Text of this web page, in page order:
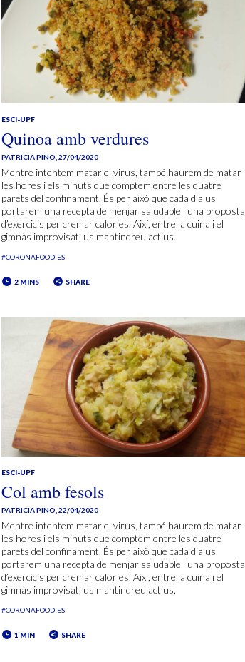
ESCI-UPF
Quinoa amb verdures
PATRICIA PINO 27/04/2020
Mentre intentem matar el virus, també haurem de matar
les hores i els minuts que comptem entre les quatre
parets del confinament. És per això que cada dia us
portarem una recepta de menjar saludable i una proposta
d’exercicis per cremar calories. Així, entre la cuina i el
gimnàs improvisat, us mantindreu actius.
#CORONAFOODIES
2 MINS SHARE
ESCI-UPF
Col amb fesols
PATRICIA PINO,22/04/2020
Mentre intentem matar el virus, també haurem de matar
les hores i els minuts que comptem entre les quatre
parets del confinament. És per això que cada dia us
portarem una recepta de menjar saludable i una proposta
d’exercicis per cremar calories. Així, entre la cuina i el
gimnàs improvisat, us mantindreu actius.
#CORONAFOODIES
1 MIN SHARE